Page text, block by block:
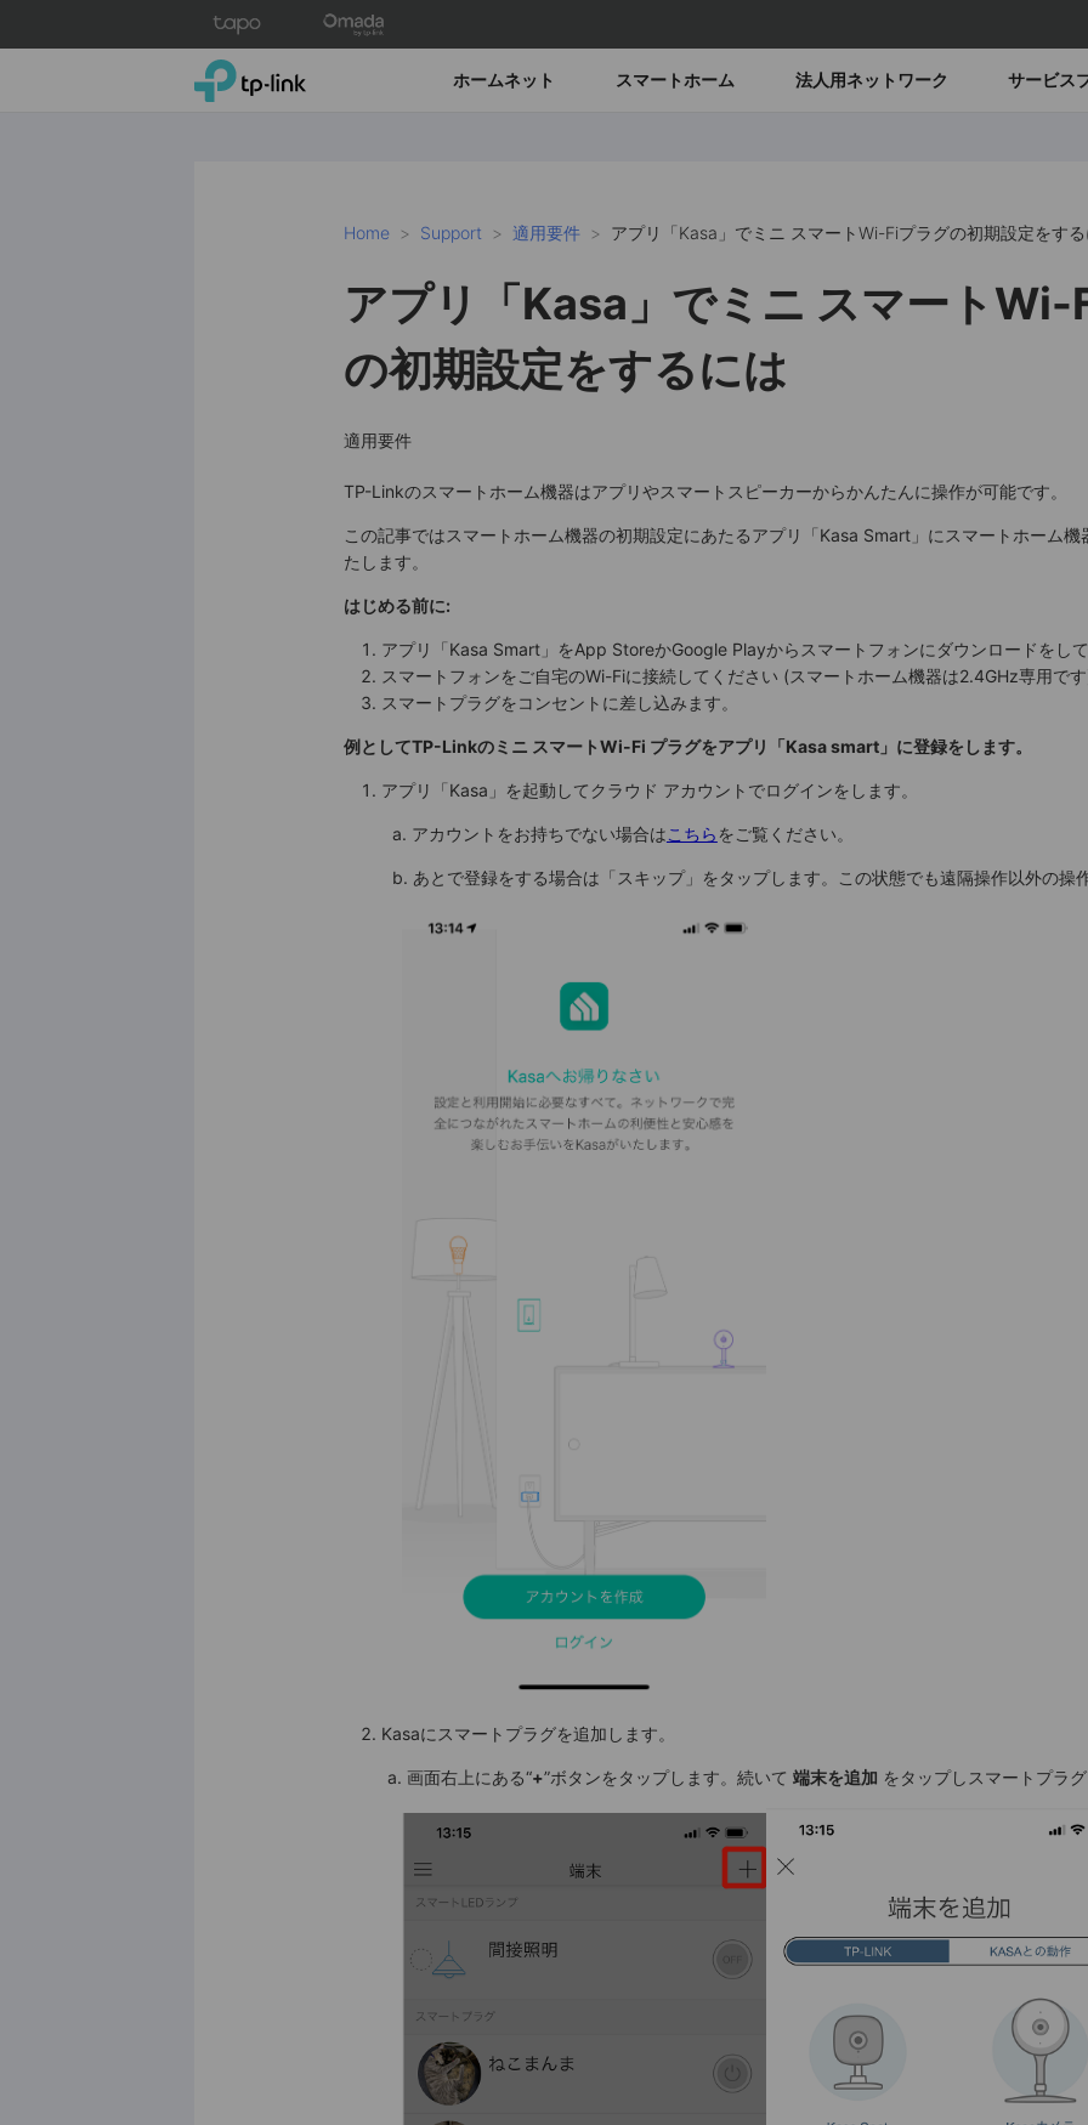
TP-Link, Reliably Smart ホームネット スマートホーム 法人用ネットワーク サービス
Home Support 適用要件 アプリ「Kasa」でミニ スマートWi-Fiプラグの初期設定をす
アプリ「Kasa」でミニ スマートWi-
の初期設定をするには
適用要件
TP-Linkのスマートホーム機器はアプリやスマートスピーカーからかんたんに操作が可能です。
この記事ではスマートホーム機器の初期設定にあたるアプリ「Kasa Smart」にスマートホーム
たします。
はじめる前に:
アプリ「Kasa Smart」をApp StoreかGoogle Playからスマートフォンにダウンロードをし
スマートフォンをご自宅のWi-Fiに接続してください (スマートホーム機器は2.4GHz専用で
スマートプラグをコンセントに差し込みます。
例としてTP-Linkのミニ スマートWi-Fi プラグをアプリ「Kasa smart」に登録をします。
アプリ「Kasa」を起動してクラウド アカウントでログインをします。
a. アカウントをお持ちでない場合はこちら をご覧ください。
b. あとで登録をする場合は「スキップ」をタップします。この状態でも遠隔操作以外の操
Kasaにスマートプラグを追加します。
a. 画面右上にある“+”ボタンをタップします。続いて 端末を追加 をタップしスマートプラ